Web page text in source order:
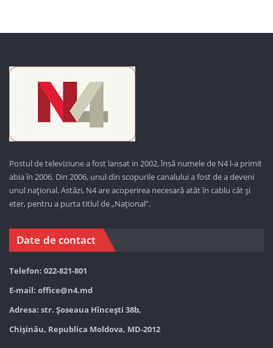
Postul de televiziune a fost lansat in 2002, însă numele de N4 l-a primit
abia în 2006. Din 2006, unul din scopurile canalului a fost de a deveni
unul național. Astăzi, N4 are acoperirea necesară atât în cablu cât și
eter, pentru a purta titlul de „Național”.
Date de contact
Telefon: 022-821-801
E-mail: office@n4.md
Adresa: str. Șoseaua Hînceşti 38b,
Chișinău, Republica Moldova, MD-2012